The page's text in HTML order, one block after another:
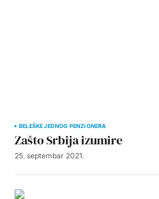
BELEŠKE JEDNOG PENZIONERA
Zašto Srbija izumire
25. septembar 2021.